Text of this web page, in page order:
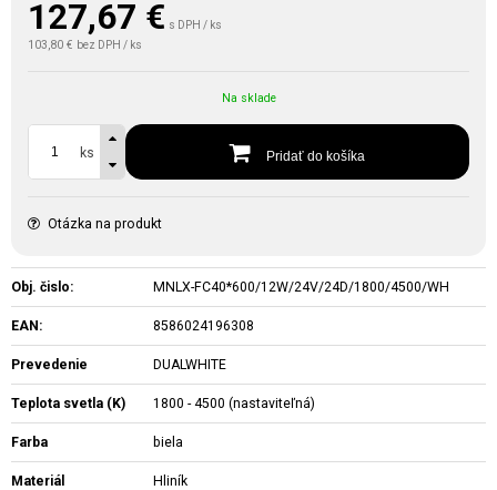
127,67 € s DPH / ks
103,80 € bez DPH / ks
Na sklade
ks Pridať do košíka
Otázka na produkt
Obj. čislo: MNLX-FC40*600/12W/24V/24D/1800/4500/WH
EAN: 8586024196308
Prevedenie DUALWHITE
Teplota svetla (K) 1800 - 4500 (nastaviteľná)
Farba biela
Materiál Hliník